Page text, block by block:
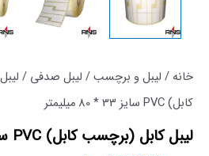
خانه / لیبل و برچسب/ لیبل صدفی /
کابل) PVC سایز 33 * 80 میلیمتر
لیبل کابل (برچسب کابل) PVC سایز 33 * 80 میلیمتر